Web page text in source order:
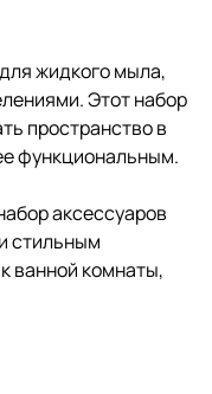
жидкого мыла,
Этот набор
пространство в
функциональным.
аксессуаров
стильным
ванной комнаты,